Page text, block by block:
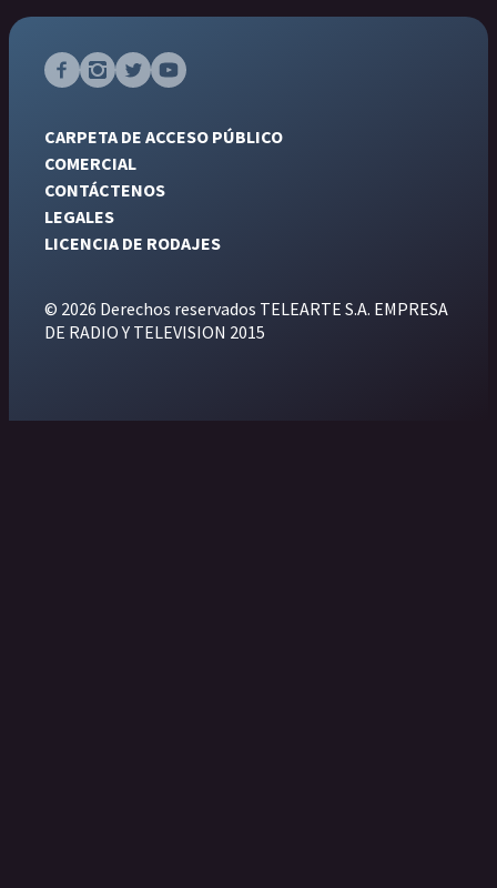
CARPETA DE ACCESO PÚBLICO
COMERCIAL
CONTÁCTENOS
LEGALES
LICENCIA DE RODAJES
© 2026 Derechos reservados TELEARTE S.A. EMPRESA
DE RADIO Y TELEVISION 2015